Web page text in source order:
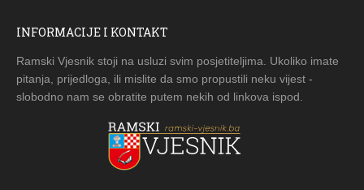
INFORMACIJE I KONTAKT
Ramski Vjesnik stoji na usluzi svim posjetiteljima. Ukoliko imate
pitanja, prijedloga, ili mislite da smo propustili neku vijest -
slobodno nam se obratite putem nekih od linkova ispod.